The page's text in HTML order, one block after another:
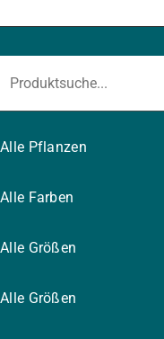
Alle Pflanzen
Alle Farben
Alle Größen
Alle Größen